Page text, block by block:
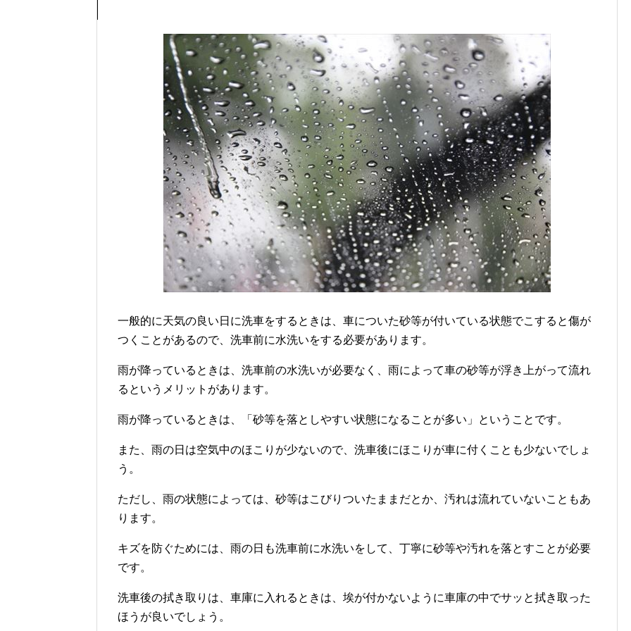
一般的に天気の良い日に洗車をするときは、車についた砂等が付いている状態でこすると傷が
つくことがあるので、洗車前に水洗いをする必要があります。
雨が降っているときは、洗車前の水洗いが必要なく、雨によって車の砂等が浮き上がって流れ
るというメリットがあります。
雨が降っているときは、「砂等を落としやすい状態になることが多い」ということです。
また、雨の日は空気中のほこりが少ないので、洗車後にほこりが車に付くことも少ないでしょ
う。
ただし、雨の状態によっては、砂等はこびりついたままだとか、汚れは流れていないこともあ
ります。
キズを防ぐためには、雨の日も洗車前に水洗いをして、丁寧に砂等や汚れを落とすことが必要
です。
洗車後の拭き取りは、車庫に入れるときは、埃が付かないように車庫の中でサッと拭き取った
ほうが良いでしょう。